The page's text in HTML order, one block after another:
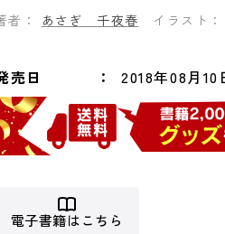
者： あさぎ 千夜春 イラスト：
売日 2018年08月10
電子書籍はこちら